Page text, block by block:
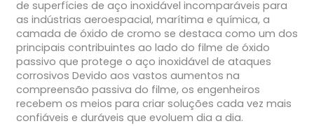
de superfícies de aço inoxidável incomparáveis para
as indústrias aeroespacial, marítima e química, a
camada de óxido de cromo se destaca como um dos
principais contribuintes ao lado do filme de óxido
passivo que protege o aço inoxidável de ataques
corrosivos Devido aos vastos aumentos na
compreensão passiva do filme, os engenheiros
recebem os meios para criar soluções cada vez mais
confiáveis e duráveis que evoluem dia a dia.